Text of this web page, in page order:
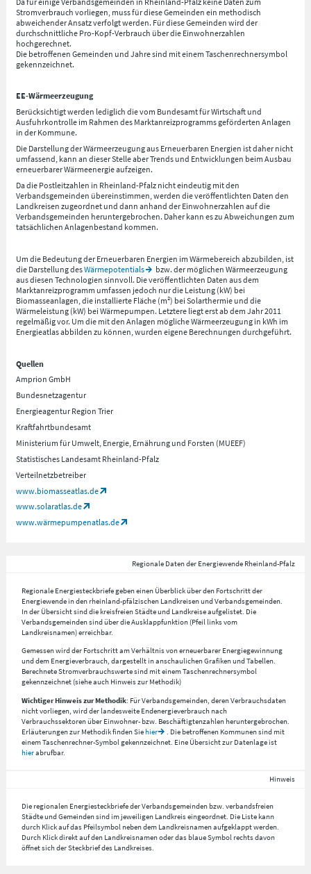
Stromverbrauch vorliegen, muss für diese Gemeinden ein methodisch
abweichender Ansatz verfolgt werden. Für diese Gemeinden wird der
durchschnittliche Pro-Kopf-Verbrauch über die Einwohnerzahlen
hochgerechnet.
Die betroffenen Gemeinden und Jahre sind mit einem Taschenrechnersymbol
gekennzeichnet.
EE-Wärmeerzeugung
Berücksichtigt werden lediglich die vom Bundesamt für Wirtschaft und
Ausfuhrkontrolle im Rahmen des Marktanreizprogramms geförderten Anlagen
in der Kommune.
Die Darstellung der Wärmeerzeugung aus Erneuerbaren Energien ist daher nicht
umfassend, kann an dieser Stelle aber Trends und Entwicklungen beim Ausbau
erneuerbarer Wärmeenergie aufzeigen.
Da die Postleitzahlen in Rheinland-Pfalz nicht eindeutig mit den
Verbandsgemeinden übereinstimmen, werden die veröffentlichten Daten den
Landkreisen zugeordnet und dann anhand der Einwohnerzahlen auf die
Verbandsgemeinden heruntergebrochen. Daher kann es zu Abweichungen zum
tatsächlichen Anlagenbestand kommen.
Um die Bedeutung der Erneuerbaren Energien im Wärmebereich abzubilden, ist
die Darstellung desWärmepotentials
bzw. der möglichen Wärmeerzeugung
aus diesen Technologien sinnvoll. Die veröffentlichten Daten aus dem
Marktanreizprogramm umfassen jedoch nur die Leistung (kW) bei
Biomasseanlagen, die installierte Fläche (m²) bei Solarthermie und die
Wärmeleistung (kW) bei Wärmepumpen. Letztere liegt erst ab dem Jahr 2011
regelmäßig vor. Um die mit den Anlagen mögliche Wärmeerzeugung in kWh im
Energieatlas abbilden zu können, wurden eigene Berechnungen durchgeführt.
Quellen
Amprion GmbH
Bundesnetzagentur
Energieagentur Region Trier
Kraftfahrtbundesamt
Ministerium für Umwelt, Energie, Ernährung und Forsten (MUEEF)
Statistisches Landesamt Rheinland-Pfalz
Verteilnetzbetreiber
www.biomasseatlas.de
www.solaratlas.de
www.wärmepumpenatlas.de
Regionale Daten der Energiewende Rheinland-Pfalz
Regionale Energiesteckbriefe geben einen Überblick über den Fortschritt der
Energiewende in den rheinland-pfälzischen Landkreisen und Verbandsgemeinden.
In der Übersicht sind die kreisfreien Städte und Landkreise aufgelistet. Die
Verbandsgemeinden sind über die Ausklappfunktion (Pfeil links vom
Landkreisnamen) erreichbar.
Gemessen wird der Fortschritt am Verhältnis von erneuerbarer Energiegewinnung
und dem Energieverbrauch, dargestellt in anschaulichen Grafiken und Tabellen.
Berechnete Stromverbrauchswerte sind mit einem Taschenrechnersymbol
gekennzeichnet (siehe auch Hinweis zur Methodik)
Wichtiger Hinweis zur Methodik: Für Verbandsgemeinden, deren Verbrauchsdaten
nicht vorliegen, wird der landesweite Endenergieverbrauch nach
Verbrauchssektoren über Einwohner- bzw. Beschäftigtenzahlen heruntergebrochen.
Erläuterungen zur Methodik finden Siehier
. Die betroffenen Kommunen sind mit
einem Taschenrechner-Symbol gekennzeichnet. Eine Übersicht zur Datenlage ist
hierabrufbar.
Hinweis
Die regionalen Energiesteckbriefe der Verbandsgemeinden bzw. verbandsfreien
Städte und Gemeinden sind im jeweiligen Landkreis eingeordnet. Die Liste kann
durch Klick auf das Pfeilsymbol neben dem Landkreisnamen aufgeklappt werden.
Durch Klick direkt auf den Landkreisnamen oder das blaue Symbol rechts davon
öffnet sich der Steckbrief des Landkreises.